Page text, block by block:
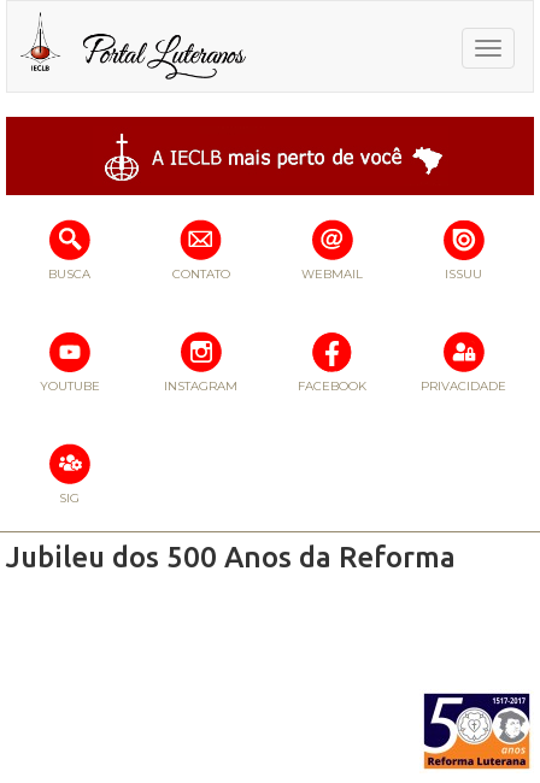
Toggle
BUSCA CONTATO WEBMAIL ISSUU
YOUTUBE INSTAGRAM FACEBOOK PRIVACIDADE
SIG
Jubileu dos 500 Anos da Reforma